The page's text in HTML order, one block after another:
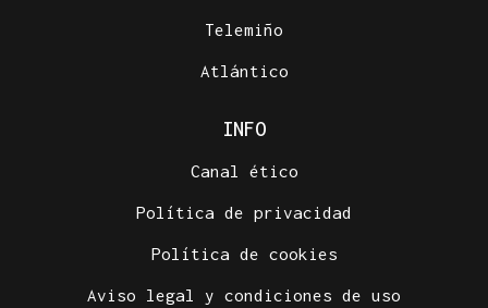
Telemiño
Atlántico
INFO
Canal ético
Política de privacidad
Política de cookies
Aviso legal y condiciones de uso